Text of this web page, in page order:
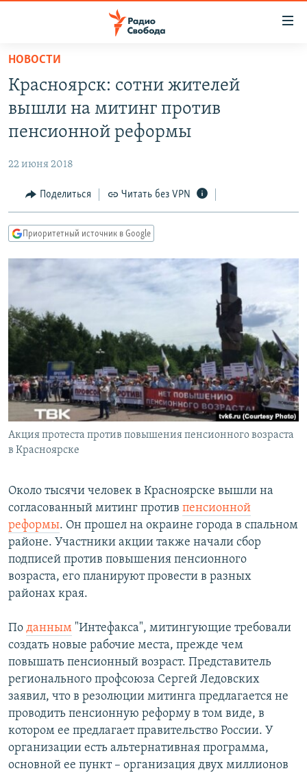
упрощенного
доступа
основному
Вернутся
Вернутся
поиску
ПОДКАСТЫ
АВТОРСКИЕ ПРОЕКТЫ
МНЕНИЯ
КУЛЬТУРА
КАВКАЗ.РЕАЛИИ
СЕВЕР.РЕАЛИИ
РАСПИСАНИЕ ВЕЩАНИЯ
ПОДПИШИТЕСЬ НА РАССЫЛКУ
СОЦИАЛЬНЫЕ СЕТИ
НОВОСТИ
Красноярск: сотни жителей
вышли на митинг против
пенсионной реформы
22 июня 2018
Поделиться Читать без VPN
Приоритетный источник в Google
Акция протеста против повышения пенсионного возраста
в Красноярске
Около тысячи человек в Красноярске вышли на
согласованный митинг против пенсионной
реформы. Он прошел на окраине города в спальном
районе. Участники акции также начали сбор
подписей против повышения пенсионного
возраста, его планируют провести в разных
районах края.
По данным "Интефакса", митингующие требовали
создать новые рабочие места, прежде чем
повышать пенсионный возраст. Представитель
регионального профсоюза Сергей Ледовских
заявил, что в резолюции митинга предлагается не
проводить пенсионную реформу в том виде, в
котором ее предлагает правительство России. У
организации есть альтернативная программа,
основной ее пункт – организация двух миллионов